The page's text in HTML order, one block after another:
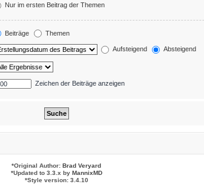
Nur im ersten Beitrag der Themen
Beiträge Themen
Aufsteigend Absteigend
Zeichen der Beiträge anzeigen
*Original Author: Brad Veryard
*Updated to 3.3.x by MannixMD
*Style version: 3.4.10